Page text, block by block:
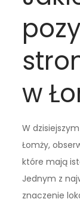
w
W
Łomży,
które mają
Jednym z
znaczenie